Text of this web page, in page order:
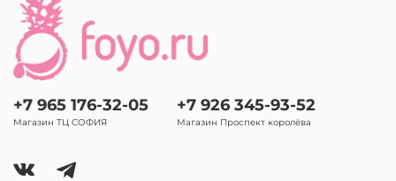
+7 965 176-32-05
Магазин ТЦ СОФИЯ
+7 926 345-93-52
Магазин Проспект королёва